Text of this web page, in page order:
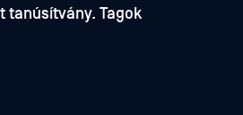
tanúsítvány. Tagok